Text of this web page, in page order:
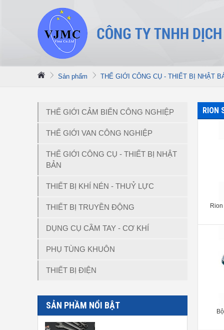
Sản phẩm THẾ GIỚI CÔNG CỤ - THIẾT BỊ NHẬT
THẾ GIỚI CẢM BIẾN CÔNG NGHIỆP
THẾ GIỚI VAN CÔNG NGHIỆP
THẾ GIỚI CÔNG CỤ - THIẾT BỊ NHẬT
BẢN
THIẾT BỊ KHÍ NÉN - THUỶ LỰC
THIẾT BỊ TRUYỀN ĐỘNG
DỤNG CỤ CẦM TAY - CƠ KHÍ
PHỤ TÙNG KHUÔN
THIẾT BỊ ĐIỆN
SẢN PHẦM NỔI BẬT
RION